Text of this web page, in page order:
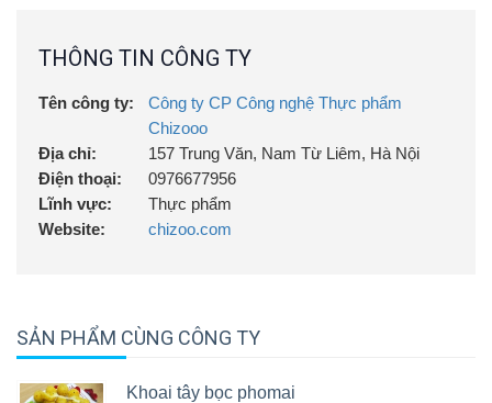
THÔNG TIN CÔNG TY
Tên công ty:
Công ty CP Công nghệ Thực phẩm
Chizooo
Địa chỉ:
157 Trung Văn, Nam Từ Liêm, Hà Nội
Điện thoại:
0976677956
Lĩnh vực:
Thực phẩm
Website:
chizoo.com
SẢN PHẨM CÙNG CÔNG TY
Khoai tây bọc phomai